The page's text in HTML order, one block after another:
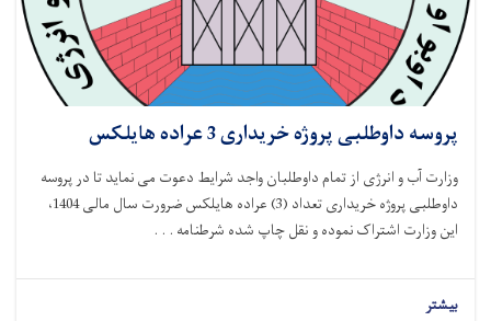
پروسه داوطلبی پروژه خریداری 3 عراده هایلکس
وزارت آب و انرژی از تمام داوطلبان واجد شرایط دعوت می نماید تا در پروسه
داوطلبی پروژه خریداری تعداد (3) عراده هایلکس ضرورت سال مالی 1404،
این وزارت اشتراک نموده و نقل چاپ شده شرطنامه . . .
بیشتر